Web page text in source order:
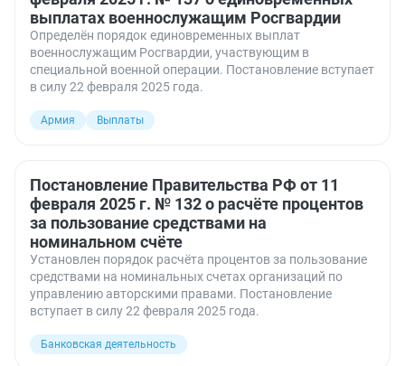
выплатах военнослужащим Росгвардии
Определён порядок единовременных выплат
военнослужащим Росгвардии, участвующим в
специальной военной операции. Постановление вступает
в силу 22 февраля 2025 года.
Армия Выплаты
Постановление Правительства РФ от 11
февраля 2025 г. № 132 о расчёте процентов
за пользование средствами на
номинальном счёте
Установлен порядок расчёта процентов за пользование
средствами на номинальных счетах организаций по
управлению авторскими правами. Постановление
вступает в силу 22 февраля 2025 года.
Банковская деятельность